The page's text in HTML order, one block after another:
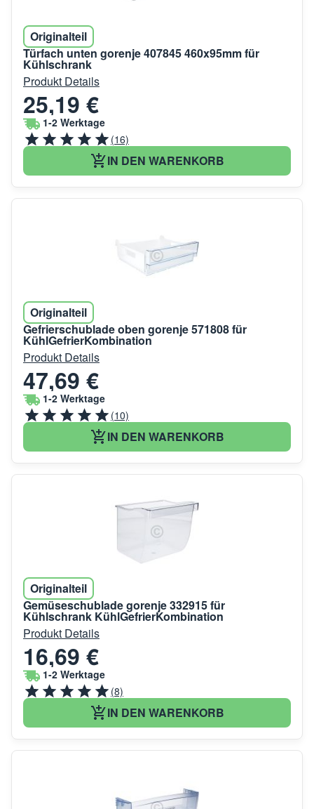
Originalteil
Türfach unten gorenje 407845 460x95mm für
Kühlschrank
Produkt Details
25,19 €
1-2 Werktage
(16)
IN DEN WARENKORB
Originalteil
Gefrierschublade oben gorenje 571808 für
KühlGefrierKombination
Produkt Details
47,69 €
1-2 Werktage
(10)
IN DEN WARENKORB
Originalteil
Gemüseschublade gorenje 332915 für
Kühlschrank KühlGefrierKombination
Produkt Details
16,69 €
1-2 Werktage
(8)
IN DEN WARENKORB